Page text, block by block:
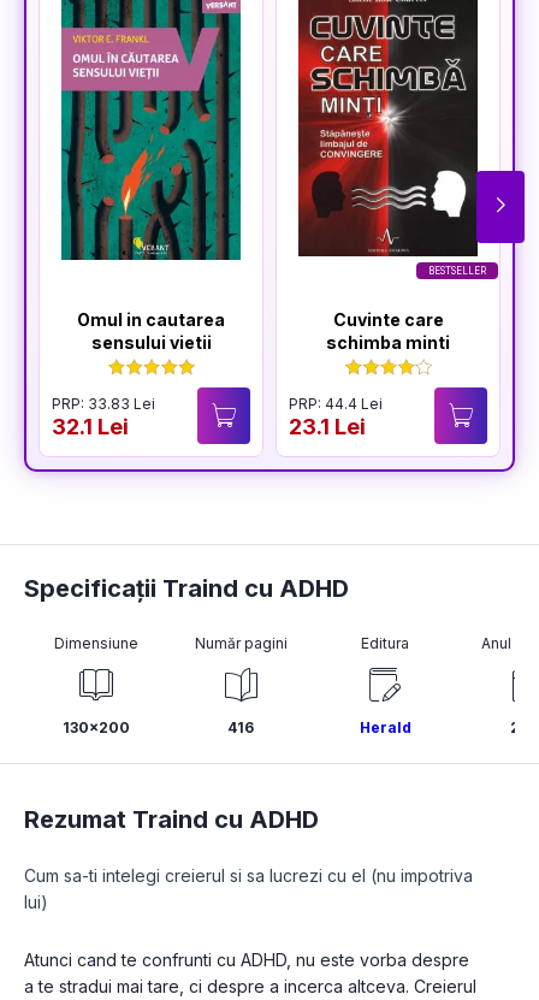
Omul in cautarea
sensului vietii
PRP: 33.83 Lei
32.1 Lei
BESTSELLER
Cuvinte care
schimba minti
PRP: 44.4 Lei
23.1 Lei
Specificații Traind cu ADHD
Dimensiune
130x200
Număr pagini
416
Editura
Herald
Anul
Rezumat Traind cu ADHD
Cum sa-ti intelegi creierul si sa lucrezi cu el (nu impotriva
lui)
Atunci cand te confrunti cu ADHD, nu este vorba despre
a te stradui mai tare, ci despre a incerca altceva. Creierul